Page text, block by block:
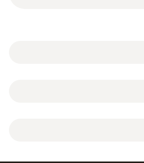
6 rouleaux de papier thermique